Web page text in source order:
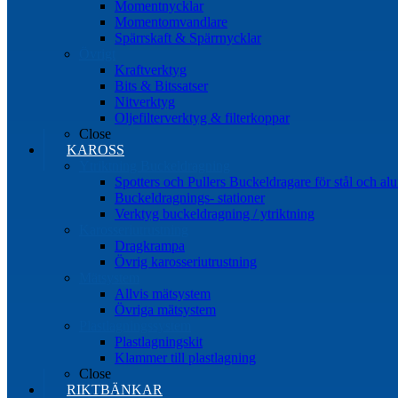
Momentnycklar
Momentomvandlare
Spärrskaft & Spärrnycklar
Kraftverktyg
Bits & Bitssatser
Nitverktyg
Oljefilterverktyg & filterkoppar
Close
KAROSS
Spotters och Pullers Buckeldragare för stål och
Buckeldragnings- stationer
Verktyg buckeldragning / ytriktning
Dragkrampa
Övrig karosseriutrustning
Allvis mätsystem
Övriga mätsystem
Plastlagningskit
Klammer till plastlagning
Close
RIKTBÄNKAR